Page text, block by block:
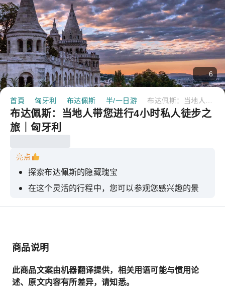
6
首頁 匈牙利 布达佩斯 半/一日游
布达佩斯：当地人带您进行4小时私人徒步之
旅｜匈牙利
亮点
探索布达佩斯的隐藏瑰宝
在这个灵活的行程中，您可以参观您感兴趣的景
商品说明
此商品文案由机器翻译提供，相关用语可能与惯用论
述、原文内容有所差异，请知悉。